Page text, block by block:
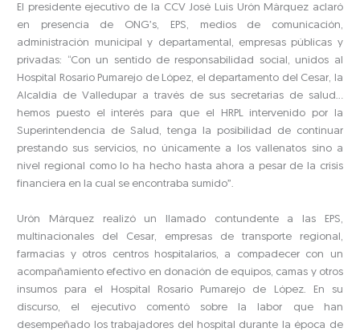
El presidente ejecutivo de la CCV José Luis Urón Márquez aclaró
en presencia de ONG’s, EPS, medios de comunicación,
administración municipal y departamental, empresas públicas y
privadas: “Con un sentido de responsabilidad social, unidos al
Hospital Rosario Pumarejo de López, el departamento del Cesar, la
Alcaldía de Valledupar a través de sus secretarias de salud…
hemos puesto el interés para que el HRPL intervenido por la
Superintendencia de Salud, tenga la posibilidad de continuar
prestando sus servicios, no únicamente a los vallenatos sino a
nivel regional como lo ha hecho hasta ahora a pesar de la crisis
financiera en la cual se encontraba sumido”.
Urón Márquez realizó un llamado contundente a las EPS,
multinacionales del Cesar, empresas de transporte regional,
farmacias y otros centros hospitalarios, a compadecer con un
acompañamiento efectivo en donación de equipos, camas y otros
insumos para el Hospital Rosario Pumarejo de López. En su
discurso, el ejecutivo comentó sobre la labor que han
desempeñado los trabajadores del hospital durante la época de